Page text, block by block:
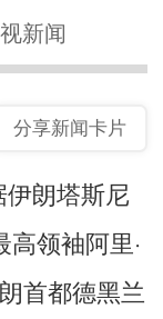
新闻
分享新闻卡片
朗塔斯尼
领袖阿里·
首都德黑兰